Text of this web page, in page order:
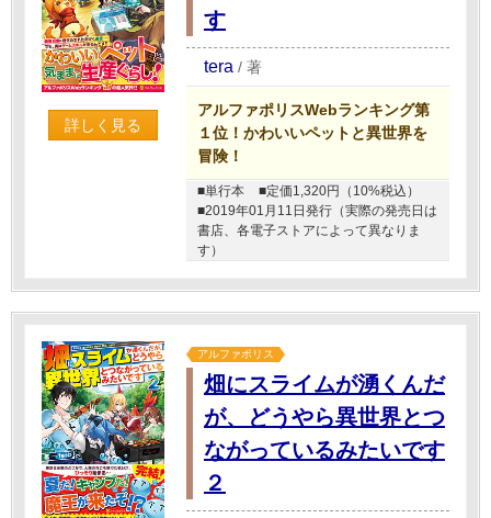
詳しく見る
す
tera / 著
アルファポリスWebランキング第
１位！かわいいペットと異世界を
冒険！
■単行本
■定価1,320円（10%税込）
■2019年01月11日発行（実際の発売日は
書店、各電子ストアによって異なりま
す）
アルファポリス
畑にスライムが湧くんだ
が、どうやら異世界とつ
ながっているみたいです
２